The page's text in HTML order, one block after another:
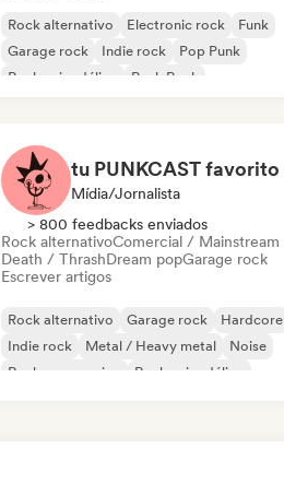
Rock alternativo Electronic rock
Funk
Garage rock
Indie rock
Pop Punk
Rock psicodélico
Punk Rock
tu PUNKCAST favorito
Mídia/Jornalista
> 800 feedbacks enviados
Rock alternativoComercial / Mainstream
Death / ThrashDream popGarage rock
Escrever artigos
Rock alternativo Garage rock
Hardcore
Indie rock
Metal / Heavy metal
Noise
Rock progressivo
Rock psicodélico